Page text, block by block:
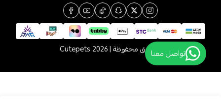
الحقوق محفوظة | 2026 Cutepets تواصل معنا